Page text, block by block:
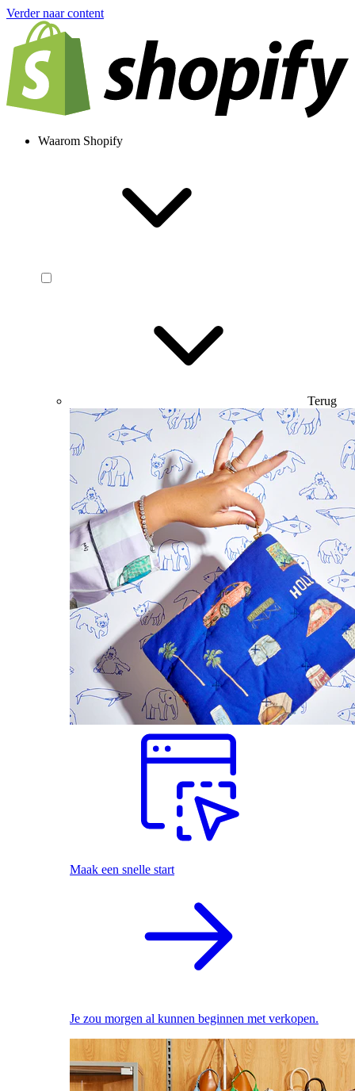
Verder naar content
Waarom Shopify
Terug
Maak een snelle start
Je zou morgen al kunnen beginnen met verkopen.